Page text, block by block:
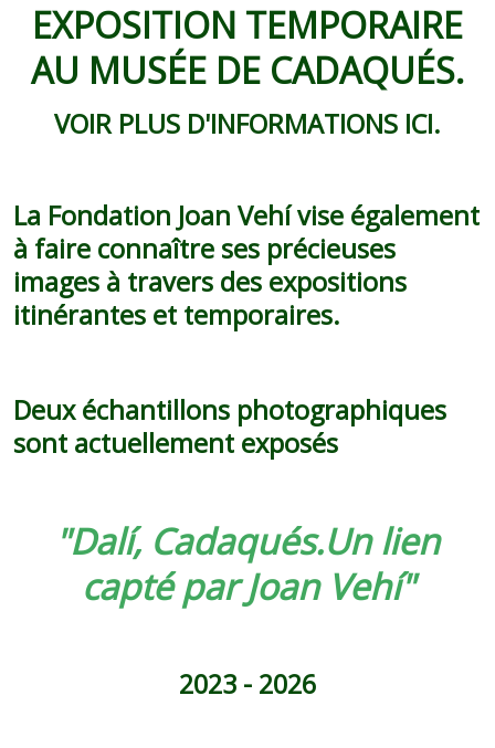
EXPOSITION TEMPORAIRE
AU MUSÉE DE CADAQUÉS.
VOIR PLUS D'INFORMATIONS ICI.
La Fondation Joan Vehí vise également
à faire connaître ses précieuses
images à travers des expositions
itinérantes et temporaires.
Deux échantillons photographiques
sont actuellement exposés
"Dalí, Cadaqués.Un lien
capté par Joan Vehí"
2023 - 2026